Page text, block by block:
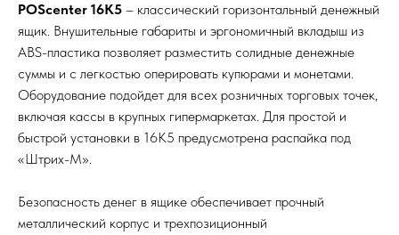
POScenter 16K5 – классический горизонтальный денежный
ящик. Внушительные габариты и эргономичный вкладыш из
ABS-пластика позволяет разместить солидные денежные
суммы и с легкостью оперировать купюрами и монетами.
Оборудование подойдет для всех розничных торговых точек,
включая кассы в крупных гипермаркетах. Для простой и
быстрой установки в 16K5 предусмотрена распайка под
«Штрих-М».
Безопасность денег в ящике обеспечивает прочный
металлический корпус и трехпозиционный